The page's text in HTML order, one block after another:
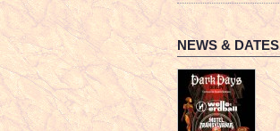
NEWS & DATES